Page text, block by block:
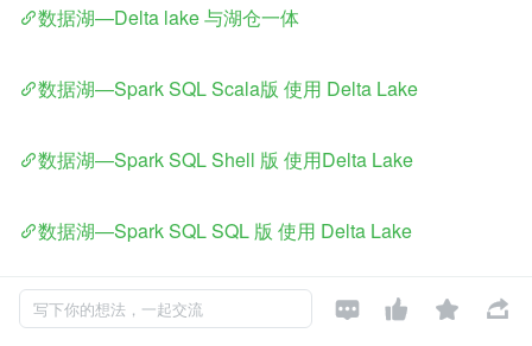
数据湖—Delta lake 与湖仓一体
数据湖—Spark SQL Scala版 使用 Delta Lake
数据湖—Spark SQL Shell 版 使用Delta Lake
数据湖—Spark SQL SQL 版 使用 Delta Lake
数据湖—Spark SQL Python 版 使用 Delta Lake
写下你的想法，一起交流    